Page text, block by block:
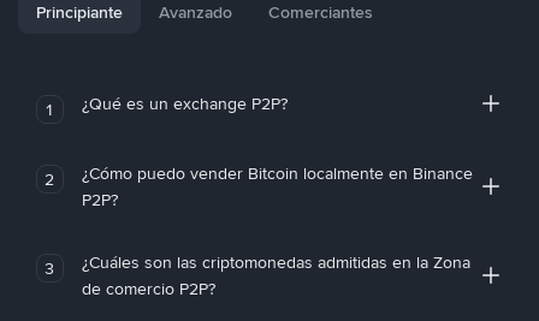
Principiante Avanzado Comerciantes
1 ¿Qué es un exchange P2P?
2
¿Cómo puedo vender Bitcoin localmente en Binance
P2P?
3
¿Cuáles son las criptomonedas admitidas en la Zona
de comercio P2P?